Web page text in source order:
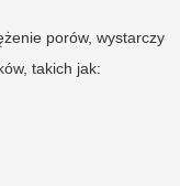
porów, wystarczy
takich jak: